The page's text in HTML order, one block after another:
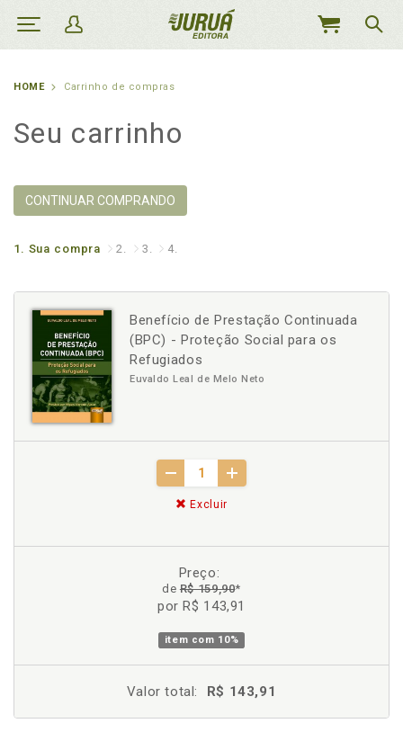
MEU
HOME Carrinho de compras
Seu carrinho
CONTINUAR COMPRANDO
1. Sua compra 2. 3. 4.
Benefício de Prestação Continuada
(BPC) - Proteção Social para os
Refugiados
Euvaldo Leal de Melo Neto
Excluir
Preço:
deR$ 159,90*
por R$ 143,91
item com 10%
Valor total: R$ 143,91